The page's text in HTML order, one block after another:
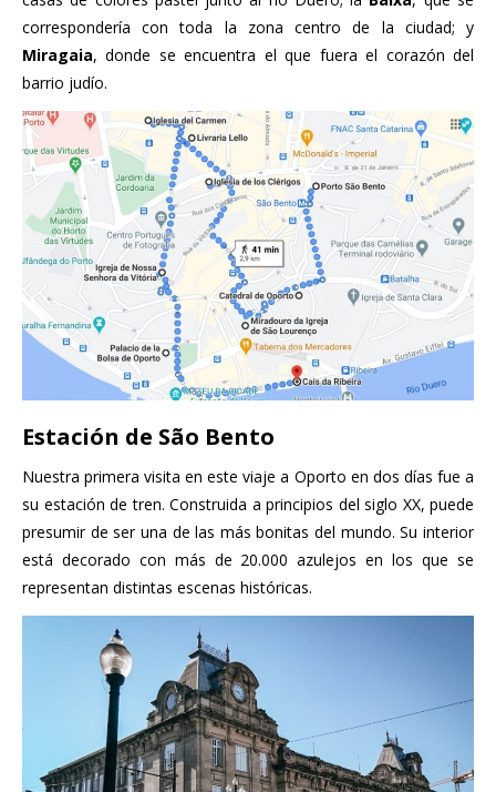
correspondería con toda la zona centro de la ciudad; y
Miragaia, donde se encuentra el que fuera el corazón del
barrio judío.
Estación de São Bento
Nuestra primera visita en este viaje a Oporto en dos días fue a
su estación de tren. Construida a principios del siglo XX, puede
presumir de ser una de las más bonitas del mundo. Su interior
está decorado con más de 20.000 azulejos en los que se
representan distintas escenas históricas.